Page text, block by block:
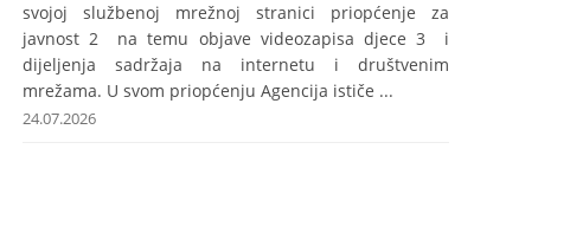
svojoj službenoj mrežnoj stranici priopćenje za
javnost 2 na temu objave videozapisa djece 3 i
dijeljenja sadržaja na internetu i društvenim
mrežama. U svom priopćenju Agencija ističe ...
24.07.2026